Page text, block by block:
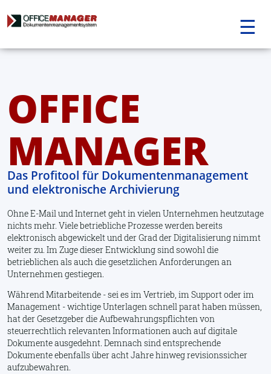
Navigation
☰
OFFICE
MANAGER
Das Profitool für Dokumentenmanagement
und elektronische Archivierung
Ohne E-Mail und Internet geht in vielen Unternehmen heutzutage
nichts mehr. Viele betriebliche Prozesse werden bereits
elektronisch abgewickelt und der Grad der Digitalisierung nimmt
weiter zu. Im Zuge dieser Entwicklung sind sowohl die
betrieblichen als auch die gesetzlichen Anforderungen an
Unternehmen gestiegen.
Während Mitarbeitende - sei es im Vertrieb, im Support oder im
Management - wichtige Unterlagen schnell parat haben müssen,
hat der Gesetzgeber die Aufbewahrungspflichten von
steuerrechtlich relevanten Informationen auch auf digitale
Dokumente ausgedehnt. Demnach sind entsprechende
Dokumente ebenfalls über acht Jahre hinweg revisionssicher
aufzubewahren.